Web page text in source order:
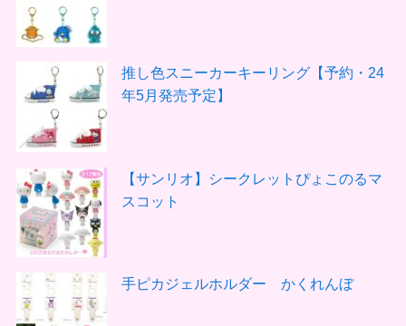
推し色スニーカーキーリング【予約・24
年5月発売予定】
【サンリオ】シークレットぴょこのるマ
スコット
手ピカジェルホルダー かくれんぼ